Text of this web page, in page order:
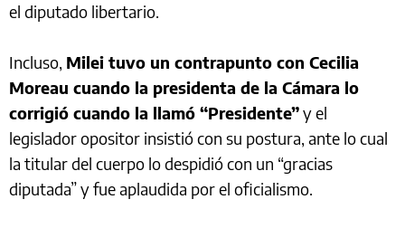
el diputado libertario.
Incluso, Milei tuvo un contrapunto con Cecilia
Moreau cuando la presidenta de la Cámara lo
corrigió cuando la llamó “Presidente”y el
legislador opositor insistió con su postura, ante lo cual
la titular del cuerpo lo despidió con un “gracias
diputada” y fue aplaudida por el oficialismo.